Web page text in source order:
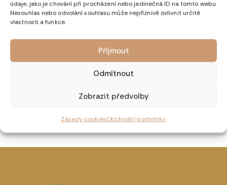
údaje, jako je chování při procházení nebo jedinečná ID na tomto webu.
Nesouhlas nebo odvolání souhlasu může nepříznivě ovlivnit určité
vlastnosti a funkce.
Příjmout
Odmítnout
Zobrazit předvolby
Zásady cookiesObchodní podmínky
Dárkový poukaz v různých hodnotách
3000,00Kč